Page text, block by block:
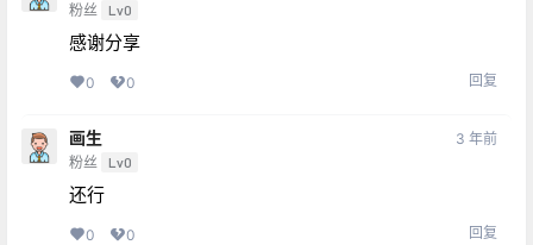
粉丝 Lv0
感谢分享
0 0 回复
画生
粉丝 Lv0
3 年前
还行
0 0 回复